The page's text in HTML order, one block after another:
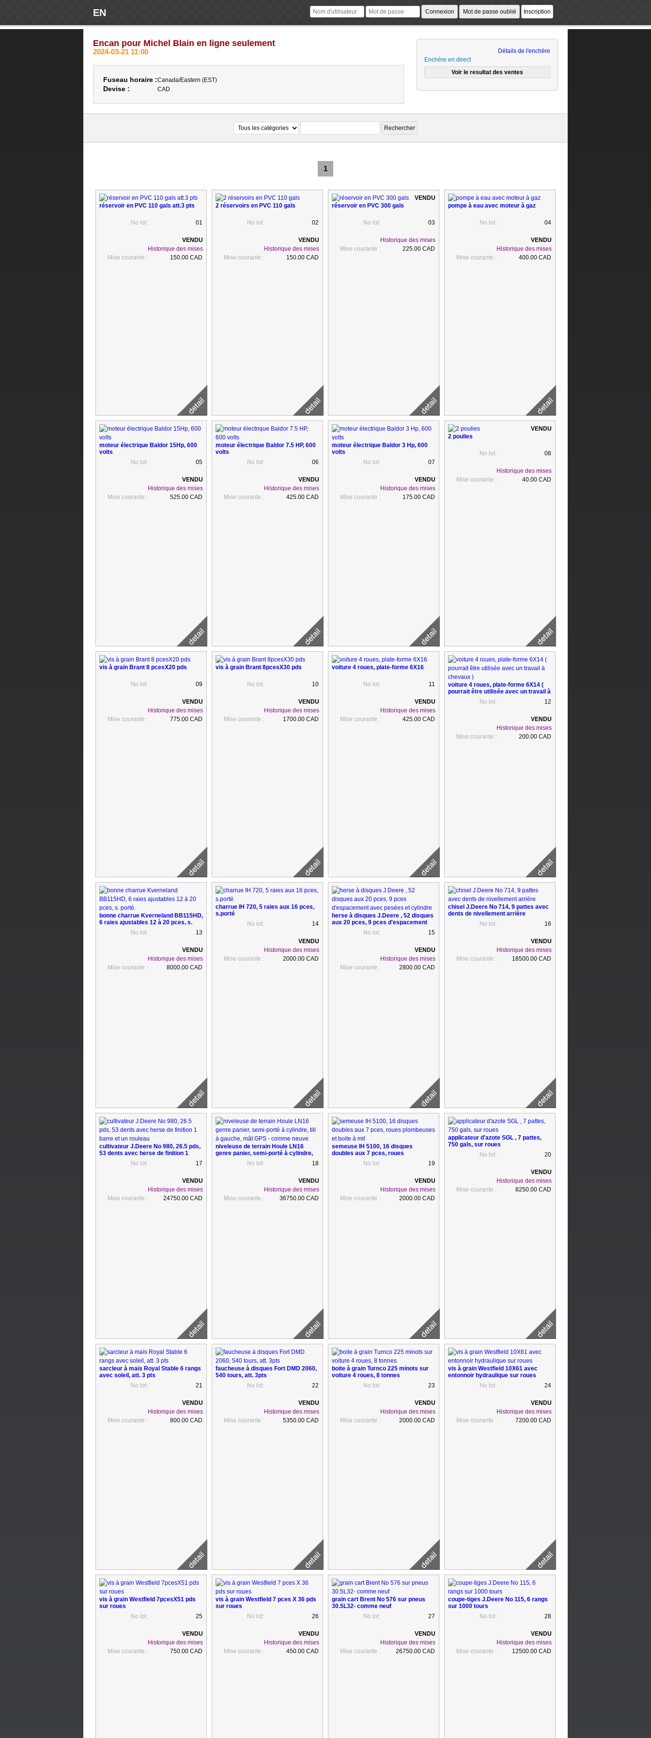
EN
Encan pour Michel Blain en ligne seulement
2024-03-21 11:00
Fuseau horaire :Canada/Eastern (EST)
Devise : CAD
Détails de l'enchère
Enchère en direct
1
réservoir en PVC 110 gals att.3 pts
No lot: 01
Historique des mises
Mise courante :
150.00 CAD
2 réservoirs en PVC 110 gals
No lot: 02
Historique des mises
Mise courante :
150.00 CAD
réservoir en PVC 300 gals
No lot: 03
Historique des mises
Mise courante :
225.00 CAD
pompe à eau avec moteur à gaz
No lot: 04
Historique des mises
Mise courante :
400.00 CAD
moteur électrique Baldor 15Hp, 600
volts
No lot:
05
Historique des mises
Mise courante :
525.00 CAD
moteur électrique Baldor 7.5 HP, 600
volts
No lot:
06
Historique des mises
Mise courante :
425.00 CAD
moteur électrique Baldor 3 Hp, 600
volts
No lot:
07
Historique des mises
Mise courante :
175.00 CAD
2 poulies
No lot: 08
Historique des mises
Mise courante :
40.00 CAD
vis à grain Brant 8 pcesX20 pds
No lot: 09
Historique des mises
Mise courante :
775.00 CAD
vis à grain Brant 8pcesX30 pds
No lot: 10
Historique des mises
Mise courante :
1700.00 CAD
voiture 4 roues, plate-forme 6X16
No lot: 11
Historique des mises
Mise courante :
425.00 CAD
voiture 4 roues, plate-forme 6X14 (
pourrait être utilisée avec un travail à
No lot: 12
Historique des mises
Mise courante :
200.00 CAD
bonne charrue Kverneland BB115HD,
6 raies ajustables 12 à 20 pces, s.
No lot: 13
Historique des mises
Mise courante :
8000.00 CAD
charrue IH 720, 5 raies aux 16 pces,
s.porté
No lot:
14
Historique des mises
Mise courante :
2000.00 CAD
herse à disques J.Deere , 52 disques
aux 20 pces, 9 pces d'espacement
avec pesées et cylindre
No lot: 15
Historique des mises
Mise courante :
2800.00 CAD
chisel J.Deere No 714, 9 pattes avec
dents de nivellement arrière
No lot:
16
Historique des mises
Mise courante :
18500.00 CAD
cultivateur J.Deere No 980, 26.5 pds,
53 dents avec herse de finition 1
barre et un rouleau
No lot: 17
Historique des mises
Mise courante :
24750.00 CAD
niveleuse de terrain Houle LN16
genre panier, semi-porté à cylindre,
till à gauche, mât GPS - comme
No lot: 18
Historique des mises
Mise courante :
36750.00 CAD
semeuse IH 5100, 16 disques
doubles aux 7 pces, roues
plombeuses et boite à mil
No lot: 19
Historique des mises
Mise courante :
2000.00 CAD
applicateur d'azote SGL , 7 pattes,
750 gals, sur roues
No lot:
20
Historique des mises
Mise courante :
8250.00 CAD
sarcleur à maïs Royal Stable 6 rangs
avec soleil, att. 3 pts
No lot:
21
Historique des mises
Mise courante :
800.00 CAD
faucheuse à disques Fort DMD 2060,
540 tours, att. 3pts
No lot:
22
Historique des mises
Mise courante :
5350.00 CAD
boite à grain Turnco 225 minots sur
voiture 4 roues, 8 tonnes
No lot:
23
Historique des mises
Mise courante :
2000.00 CAD
vis à grain Westfield 10X61 avec
entonnoir hydraulique sur roues
No lot:
24
Historique des mises
Mise courante :
7200.00 CAD
vis à grain Westfield 7pcesX51 pds
sur roues
No lot:
25
Historique des mises
Mise courante :
750.00 CAD
vis à grain Westfield 7 pces X 36 pds
sur roues
No lot:
26
Historique des mises
Mise courante :
450.00 CAD
grain cart Brent No 576 sur pneus
30.5L32- comme neuf
No lot:
27
Historique des mises
Mise courante :
26750.00 CAD
coupe-tiges J.Deere No 115, 6 rangs
sur 1000 tours
No lot:
28
Historique des mises
Mise courante :
12500.00 CAD